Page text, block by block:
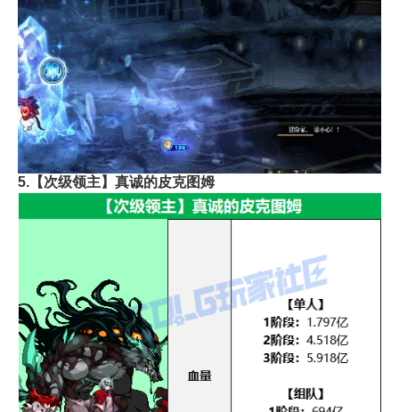
5.【次级领主】真诚的皮克图姆